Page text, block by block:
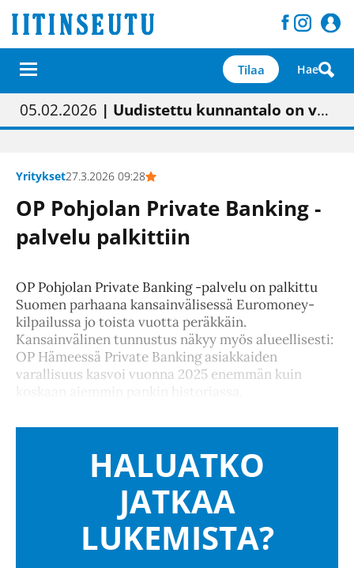
Tilaa Hae
01.02.2026 | Painon vaihtumisen pitäisi näkyä hieman parempana painojäljen laatuna lehdessä
05.02.2026 | Uudistettu kunnantalo on valoisa
23.04.2026 | “Olemme käynnistämässä uudelleen keskustavisiotyön”
09.05.2026| "Maalla on totuttu elämään omavaraisemmin kuin kaupungissa"
Yritykset27.3.2026 09:28
OP Pohjolan Private Banking -
palvelu palkittiin
OP Pohjolan Private Banking -palvelu on palkittu
Suomen parhaana kansainvälisessä Euromoney-
kilpailussa jo toista vuotta peräkkäin.
Kansainvälinen tunnustus näkyy myös alueellisesti:
OP Hämeessä Private Banking asiakkaiden
varallisuus kasvoi vuonna 2025 enemmän kuin
koskaan aiemmin pankin historiassa.
HALUATKO
JATKAA
LUKEMISTA?